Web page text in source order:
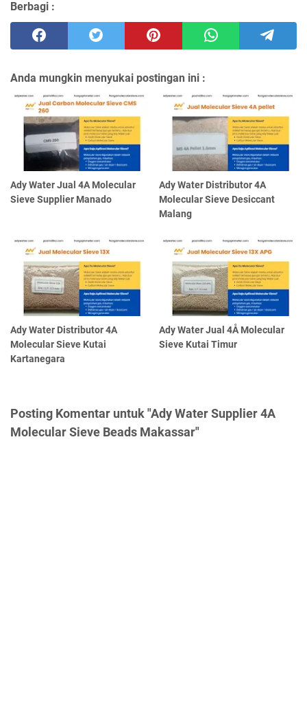
Berbagi :
Anda mungkin menyukai postingan ini :
Ady Water Jual 4A Molecular
Sieve Supplier Manado
Ady Water Distributor 4A
Molecular Sieve Desiccant
Malang
Ady Water Distributor 4A
Molecular Sieve Kutai
Kartanegara
Ady Water Jual 4Å Molecular
Sieve Kutai Timur
Posting Komentar untuk "Ady Water Supplier 4A
Molecular Sieve Beads Makassar"